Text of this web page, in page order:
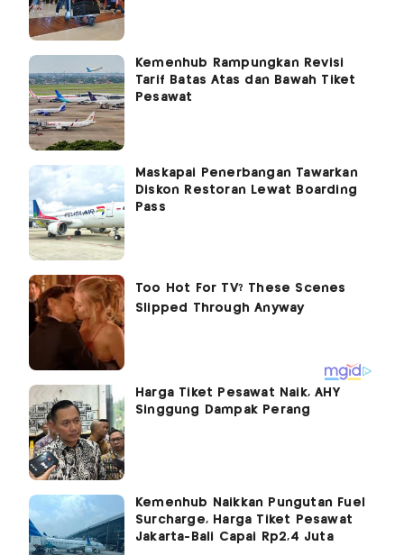
Kemenhub Rampungkan Revisi
Tarif Batas Atas dan Bawah Tiket
Pesawat
Maskapai Penerbangan Tawarkan
Diskon Restoran Lewat Boarding
Pass
Harga Tiket Pesawat Naik, AHY
Singgung Dampak Perang
Kemenhub Naikkan Pungutan Fuel
Surcharge, Harga Tiket Pesawat
Jakarta-Bali Capai Rp2,4 Juta